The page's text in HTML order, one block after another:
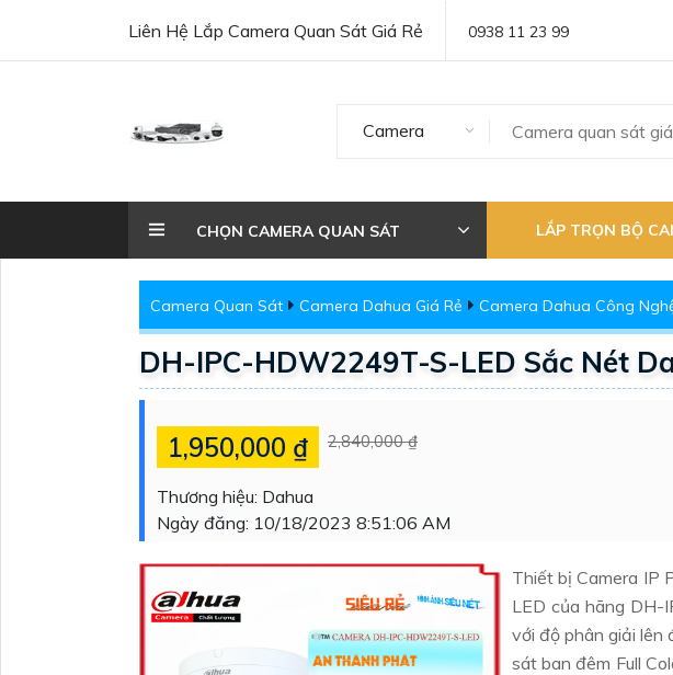
Liên Hệ Lắp Camera Quan Sát Giá Rẻ 0938 11 23 99
Camera
CHỌN CAMERA QUAN SÁT LẮP TRỌN BỘ
Camera Quan Sát Camera Dahua Giá Rẻ Camera Dahua Công
DH-IPC-HDW2249T-S-LED Sắc Nét
1,950,000 ₫ 2,840,000 ₫
Thương hiệu: Dahua
Ngày đăng: 10/18/2023 8:51:06 AM
Thiết bị Camera IP
LED của hãng DH-
với độ phân giải lên
sát ban đêm Full